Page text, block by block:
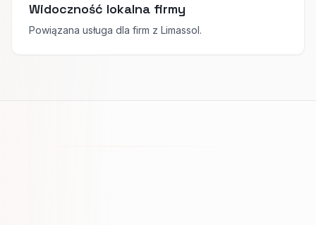
Widoczność lokalna firmy
Powiązana usługa dla firm z Limassol.